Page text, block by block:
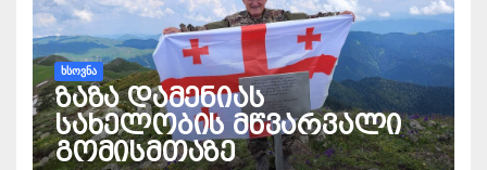
ᲮᲡᲝᲕᲜᲐ
ზაზა დამენიას
სახელობის მწვარვალი
გომისმთაზე